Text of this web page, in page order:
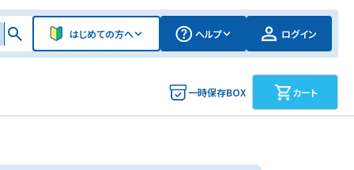
はじめての方へ ヘルプ ログイン
一時保存BOX カート